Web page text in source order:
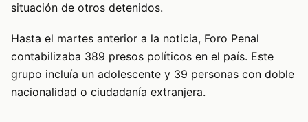
situación de otros detenidos.
Hasta el martes anterior a la noticia, Foro Penal
contabilizaba 389 presos políticos en el país. Este
grupo incluía un adolescente y 39 personas con doble
nacionalidad o ciudadanía extranjera.